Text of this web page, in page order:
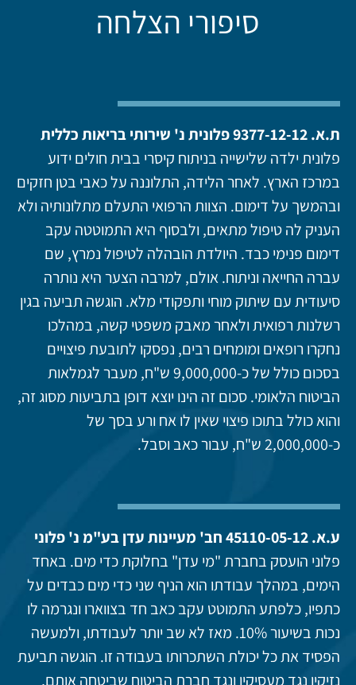
סיפורי הצלחה
ת.א. 9377-12-12 פלונית נ' שירותי בריאות כללית
פלונית ילדה שלישייה בניתוח קיסרי בבית חולים ידוע
במרכז הארץ. לאחר הלידה, התלוננה על כאבי בטן חזקים
ובהמשך על דימום. הצוות הרפואי התעלם מתלונותיה ולא
העניק לה טיפול מתאים, ולבסוף היא התמוטטה עקב
דימום פנימי כבד. היולדת הובהלה לטיפול נמרץ, שם
עברה החייאה וניתוח. אולם, למרבה הצער היא נותרה
סיעודית עם שיתוק מוחי ותפקודי מלא. הוגשה תביעה בגין
רשלנות רפואית ולאחר מאבק משפטי קשה, במהלכו
נחקרו רופאים ומומחים רבים, נפסקו לתובעת פיצויים
בסכום כולל של כ-9,000,000 ש"ח, מעבר לגמלאות
הביטוח הלאומי. סכום זה הינו יוצא דופן בתביעות מסוג זה,
והוא כולל בתוכו פיצוי שאין לו אח ורע בסך של
כ-2,000,000 ש"ח, עבור כאב וסבל.
ע.א. 45110-05-12 חב' מעיינות עדן בע"מ נ' פלוני
פלוני הועסק בחברת "מי עדן" בחלוקת כדי מים. באחד
הימים, במהלך עבודתו הוא הניף שני כדי מים כבדים על
כתפיו, כלפתע התמוטט עקב כאב חד בצווארו ונגרמה לו
נכות בשיעור 10%. מאז לא שב יותר לעבודתו, ולמעשה
הפסיד את כל יכולת השתכרותו בעבודה זו. הוגשה תביעת
נזיקין נגד מעסיקיו ונגד חברת הביטוח שביטחה אותם,